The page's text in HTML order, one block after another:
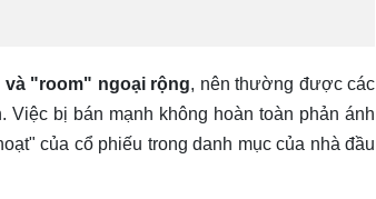
"room" ngoại rộng, nên thường được các
bị bán mạnh không hoàn toàn phản ánh
của cổ phiếu trong danh mục của nhà đầu